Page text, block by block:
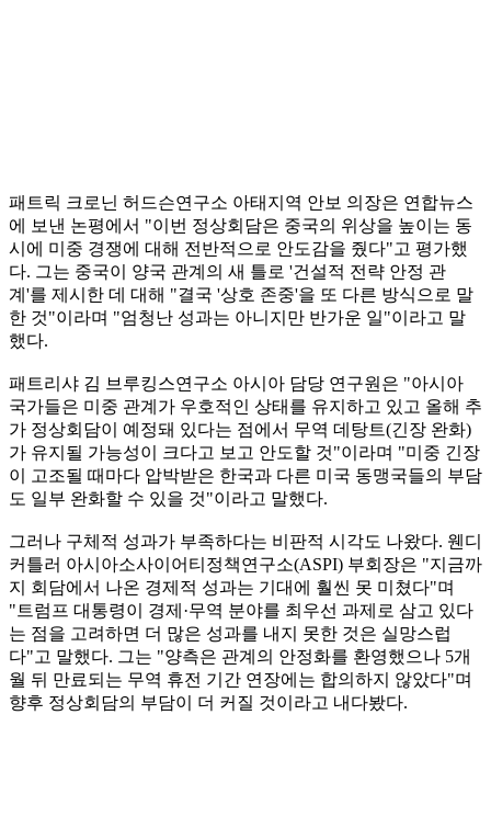
패트릭 크로닌 허드슨연구소 아태지역 안보 의장은 연합뉴스
에 보낸 논평에서 "이번 정상회담은 중국의 위상을 높이는 동
시에 미중 경쟁에 대해 전반적으로 안도감을 줬다"고 평가했
다. 그는 중국이 양국 관계의 새 틀로 '건설적 전략 안정 관
계'를 제시한 데 대해 "결국 '상호 존중'을 또 다른 방식으로 말
한 것"이라며 "엄청난 성과는 아니지만 반가운 일"이라고 말
했다.
패트리샤 김 브루킹스연구소 아시아 담당 연구원은 "아시아
국가들은 미중 관계가 우호적인 상태를 유지하고 있고 올해 추
가 정상회담이 예정돼 있다는 점에서 무역 데탕트(긴장 완화)
가 유지될 가능성이 크다고 보고 안도할 것"이라며 "미중 긴장
이 고조될 때마다 압박받은 한국과 다른 미국 동맹국들의 부담
도 일부 완화할 수 있을 것"이라고 말했다.
그러나 구체적 성과가 부족하다는 비판적 시각도 나왔다. 웬디
커틀러 아시아소사이어티정책연구소(ASPI) 부회장은 "지금까
지 회담에서 나온 경제적 성과는 기대에 훨씬 못 미쳤다"며
"트럼프 대통령이 경제·무역 분야를 최우선 과제로 삼고 있다
는 점을 고려하면 더 많은 성과를 내지 못한 것은 실망스럽
다"고 말했다. 그는 "양측은 관계의 안정화를 환영했으나 5개
월 뒤 만료되는 무역 휴전 기간 연장에는 합의하지 않았다"며
향후 정상회담의 부담이 더 커질 것이라고 내다봤다.